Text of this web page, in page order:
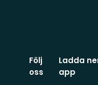
Följ
oss
Ladda
app